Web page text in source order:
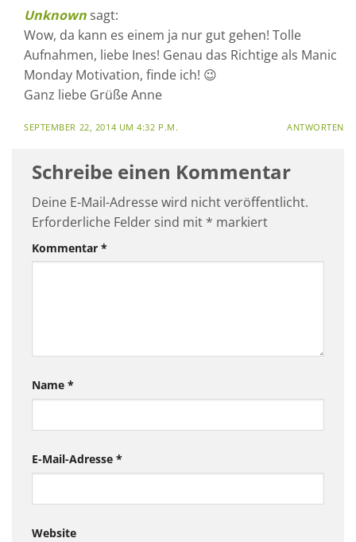
Unknown sagt:
Wow, da kann es einem ja nur gut gehen! Tolle
Aufnahmen, liebe Ines! Genau das Richtige als Manic
Monday Motivation, finde ich! 😉
Ganz liebe Grüße Anne
SEPTEMBER 22, 2014 UM 4:32 P.M. ANTWORTEN
Schreibe einen Kommentar
Deine E-Mail-Adresse wird nicht veröffentlicht.
Erforderliche Felder sind mit * markiert
Kommentar *
Name *
E-Mail-Adresse *
Website